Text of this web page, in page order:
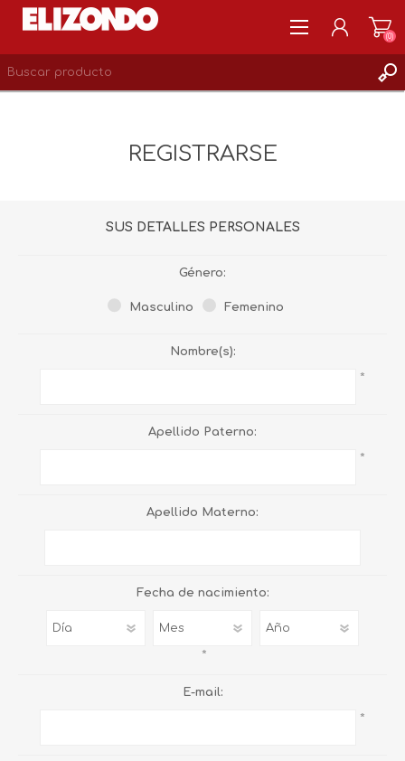
(0)
REGISTRARSE
SUS DETALLES PERSONALES
Género:
Masculino Femenino
Nombre(s):
*
Apellido Paterno:
*
Apellido Materno:
Fecha de nacimiento:
*
E-mail:
*